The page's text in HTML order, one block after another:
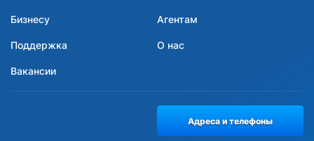
Бизнесу Агентам
Поддержка О нас
Вакансии
Адреса и телефоны